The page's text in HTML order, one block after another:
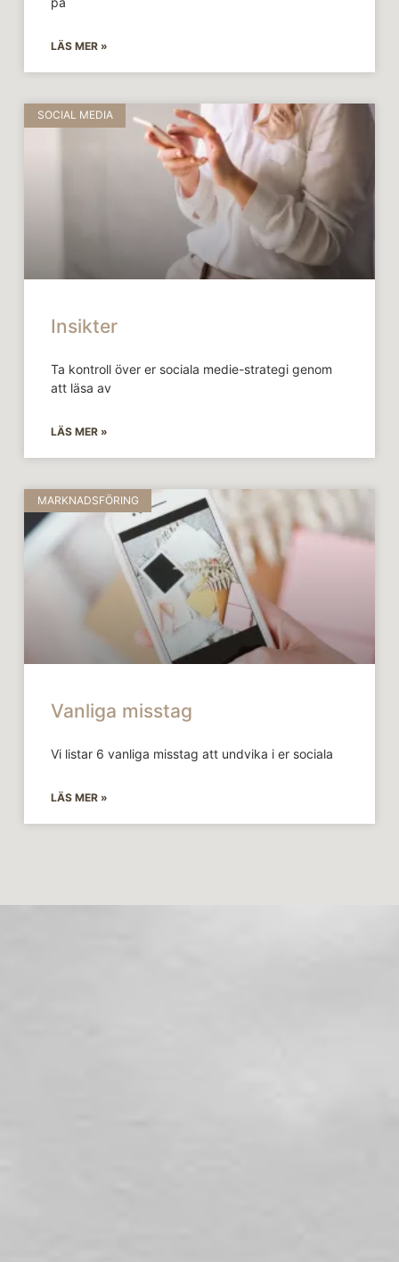
LÄS MER »
SOCIAL MEDIA
Insikter
Ta kontroll över er sociala medie-strategi genom
att läsa av
LÄS MER »
MARKNADSFÖRING
Vanliga misstag
Vi listar 6 vanliga misstag att undvika i er sociala
LÄS MER »